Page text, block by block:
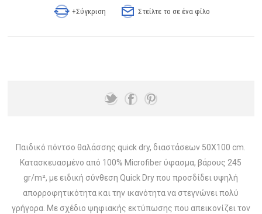
+Σύγκριση Στείλτε το σε ένα φίλο
Παιδικό πόντσο θαλάσσης quick dry, διαστάσεων 50X100 cm.
Κατασκευασμένο από 100% Microfiber ύφασμα, βάρους 245
gr/m², με ειδική σύνθεση Quick Dry που προσδίδει υψηλή
απορροφητικότητα και την ικανότητα να στεγνώνει πολύ
γρήγορα. Με σχέδιο ψηφιακής εκτύπωσης που απεικονίζει τον